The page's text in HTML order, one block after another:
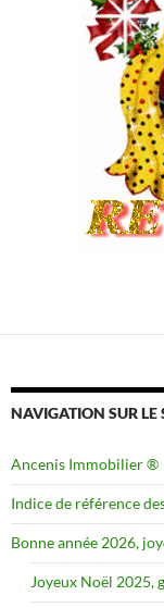
NAVIGATION SUR LE
Ancenis Immobilier ®
Indice de référence
Bonne année 2026,
Joyeux Noël 2025,